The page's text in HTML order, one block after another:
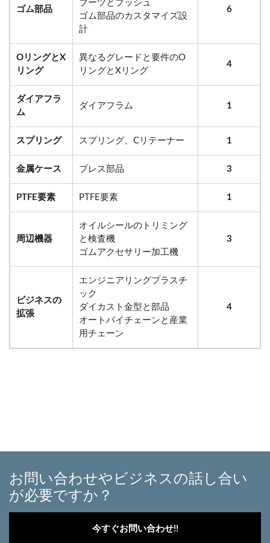
ゴム部品
ブーツとブッシュ
ゴム部品のカスタマイズ設
計
6
OリングとX
リング
異なるグレードと要件のO
リングとXリング
4
ダイアフラ
ム
ダイアフラム 1
スプリング スプリング、Cリテーナー 1
金属ケース プレス部品 3
PTFE要素 PTFE要素 1
周辺機器
オイルシールのトリミング
と検査機
ゴムアクセサリー加工機
3
ビジネスの
拡張
エンジニアリングプラスチ
ック
ダイカスト金型と部品
オートバイチェーンと産業
用チェーン
4
お問い合わせやビジネスの話し合い
が必要ですか？
今すぐお問い合わせ!!